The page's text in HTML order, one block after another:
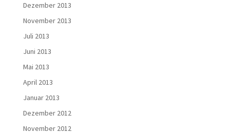
Dezember 2013
November 2013
Juli 2013
Juni 2013
Mai 2013
April 2013
Januar 2013
Dezember 2012
November 2012